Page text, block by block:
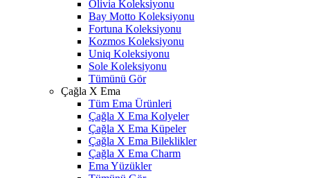
Olivia Koleksiyonu
Bay Motto Koleksiyonu
Fortuna Koleksiyonu
Kozmos Koleksiyonu
Uniq Koleksiyonu
Sole Koleksiyonu
Tümünü Gör
Çağla X Ema
Tüm Ema Ürünleri
Çağla X Ema Kolyeler
Çağla X Ema Küpeler
Çağla X Ema Bileklikler
Çağla X Ema Charm
Ema Yüzükler